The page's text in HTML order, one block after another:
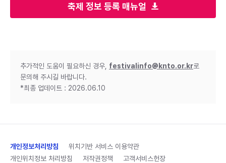
축제 정보 등록 매뉴얼
추가적인 도움이 필요하신 경우, festivalinfo@knto.or.kr로
문의해 주시길 바랍니다.
*최종 업데이트 : 2026.06.10
개인정보처리방침
위치기반 서비스 이용약관
개인위치정보 처리방침
저작권정책 고객서비스헌장